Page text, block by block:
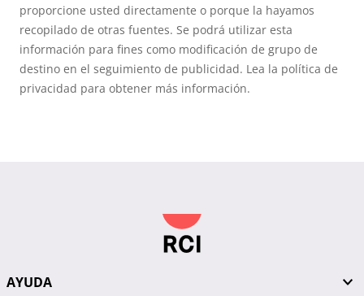
proporcione usted directamente o porque la hayamos
recopilado de otras fuentes. Se podrá utilizar esta
información para fines como modificación de grupo de
destino en el seguimiento de publicidad. Lea la política de
privacidad para obtener más información.
AYUDA